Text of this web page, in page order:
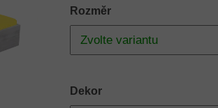
Rozměr
Dekor